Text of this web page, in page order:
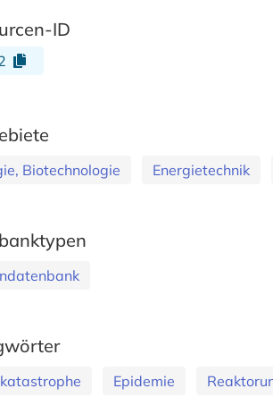
ID
Biotechnologie Energietechnik
Epidemie